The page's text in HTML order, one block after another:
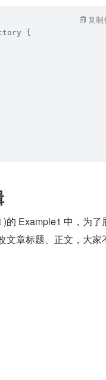
{
复制
)的 Example1 中，为了
文章标题、正文，大家